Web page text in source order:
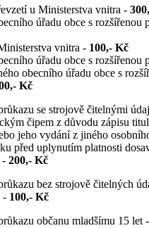
u Ministerstva vnitra -
úřadu obce s rozšířenou
vnitra - 100,- Kč
úřadu obce s rozšířenou
obecního úřadu obce s
Kč
se strojově čitelnými
čipem z důvodu zápisu
jeho vydání z jiného
před uplynutím platnosti
- 200,- Kč
bez strojově čitelných
- 100,- Kč
občanu mladšímu 15 let -